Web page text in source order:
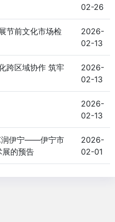
02-26
节前文化市场检
2026-
02-13
跨区域协作 筑牢
2026-
02-13
2026-
02-13
润伊宁——伊宁市
的预告
2026-
02-01